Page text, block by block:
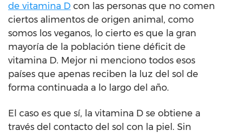
de vitamina D con las personas que no comen
ciertos alimentos de origen animal, como
somos los veganos, lo cierto es que la gran
mayoría de la población tiene déficit de
vitamina D. Mejor ni menciono todos esos
países que apenas reciben la luz del sol de
forma continuada a lo largo del año.
El caso es que sí, la vitamina D se obtiene a
través del contacto del sol con la piel. Sin